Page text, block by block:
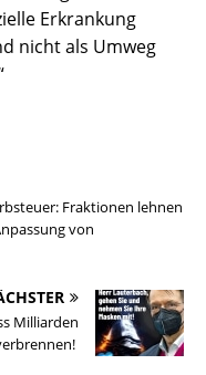
Erkrankung
nicht als Umweg
Fraktionen lehnen
von
Milliarden